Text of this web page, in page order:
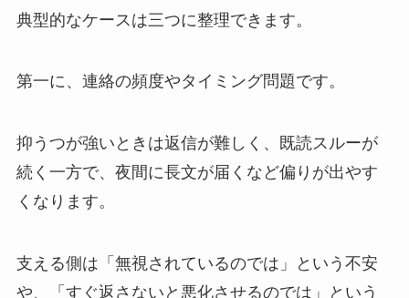
典型的なケースは三つに整理できます。
第一に、連絡の頻度やタイミング問題です。
抑うつが強いときは返信が難しく、既読スルーが
続く一方で、夜間に長文が届くなど偏りが出やす
くなります。
支える側は「無視されているのでは」という不安
や、「すぐ返さないと悪化させるのでは」という